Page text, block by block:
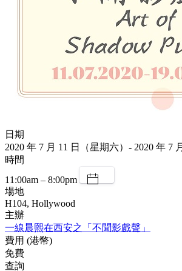
日期
2020 年 7 月 11 日（星期六）- 2020 年 7
時間
11:00am – 8:00pm
場地
H104, Hollywood
主辦
一線晨熙在西安之「不聞影戲聲」
費用 (港幣)
免費
查詢